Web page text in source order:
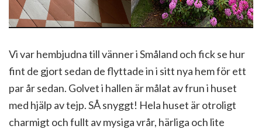
Vi var hembjudna till vänner i Småland och fick se hur
fint de gjort sedan de flyttade in i sitt nya hem för ett
par år sedan. Golvet i hallen är målat av frun i huset
med hjälp av tejp. SÅ snyggt! Hela huset är otroligt
charmigt och fullt av mysiga vrår, härliga och lite